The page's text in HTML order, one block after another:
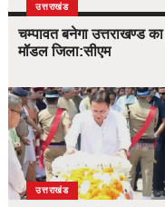
उत्तराखंड
चम्पावत बनेगा उत्तराखण्ड का
मॉडल जिला:सीएम
उत्तराखंड